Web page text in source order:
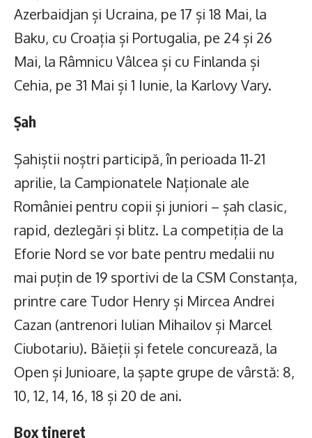
Azerbaidjan și Ucraina, pe 17 și 18 Mai, la
Baku, cu Croația și Portugalia, pe 24 și 26
Mai, la Râmnicu Vâlcea și cu Finlanda și
Cehia, pe 31 Mai și 1 Iunie, la Karlovy Vary.
Șah
Șahiștii noștri participă, în perioada 11-21
aprilie, la Campionatele Naționale ale
României pentru copii și juniori – șah clasic,
rapid, dezlegări și blitz. La competiția de la
Eforie Nord se vor bate pentru medalii nu
mai puțin de 19 sportivi de la CSM Constanța,
printre care Tudor Henry și Mircea Andrei
Cazan (antrenori Iulian Mihailov și Marcel
Ciubotariu). Băieții și fetele concurează, la
Open și Junioare, la șapte grupe de vârstă: 8,
10, 12, 14, 16, 18 și 20 de ani.
Box tineret